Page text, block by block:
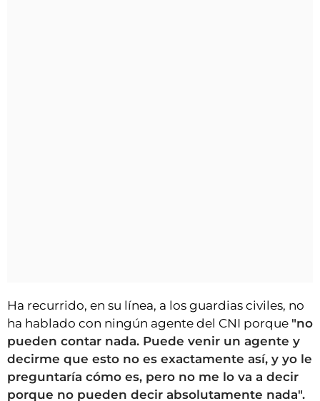
Ha recurrido, en su línea, a los guardias civiles, no
ha hablado con ningún agente del CNI porque "no
pueden contar nada. Puede venir un agente y
decirme que esto no es exactamente así, y yo le
preguntaría cómo es, pero no me lo va a decir
porque no pueden decir absolutamente nada".